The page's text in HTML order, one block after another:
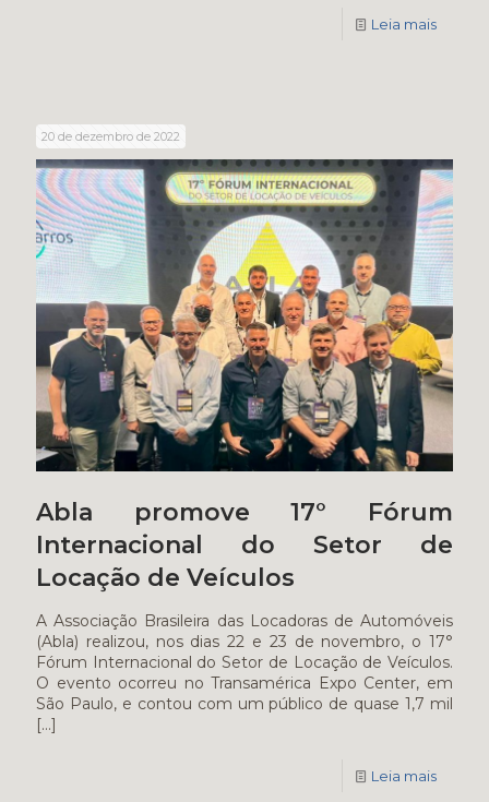
Leia mais
20 de dezembro de 2022
Abla promove 17° Fórum
Internacional do Setor de
Locação de Veículos
A Associação Brasileira das Locadoras de Automóveis
(Abla) realizou, nos dias 22 e 23 de novembro, o 17°
Fórum Internacional do Setor de Locação de Veículos.
O evento ocorreu no Transamérica Expo Center, em
São Paulo, e contou com um público de quase 1,7 mil
[…]
Leia mais